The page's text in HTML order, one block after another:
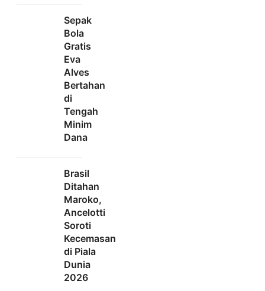
Sepak
Bola
Gratis
Eva
Alves
Bertahan
di
Tengah
Minim
Dana
Brasil
Ditahan
Maroko,
Ancelotti
Soroti
Kecemasan
di Piala
Dunia
2026